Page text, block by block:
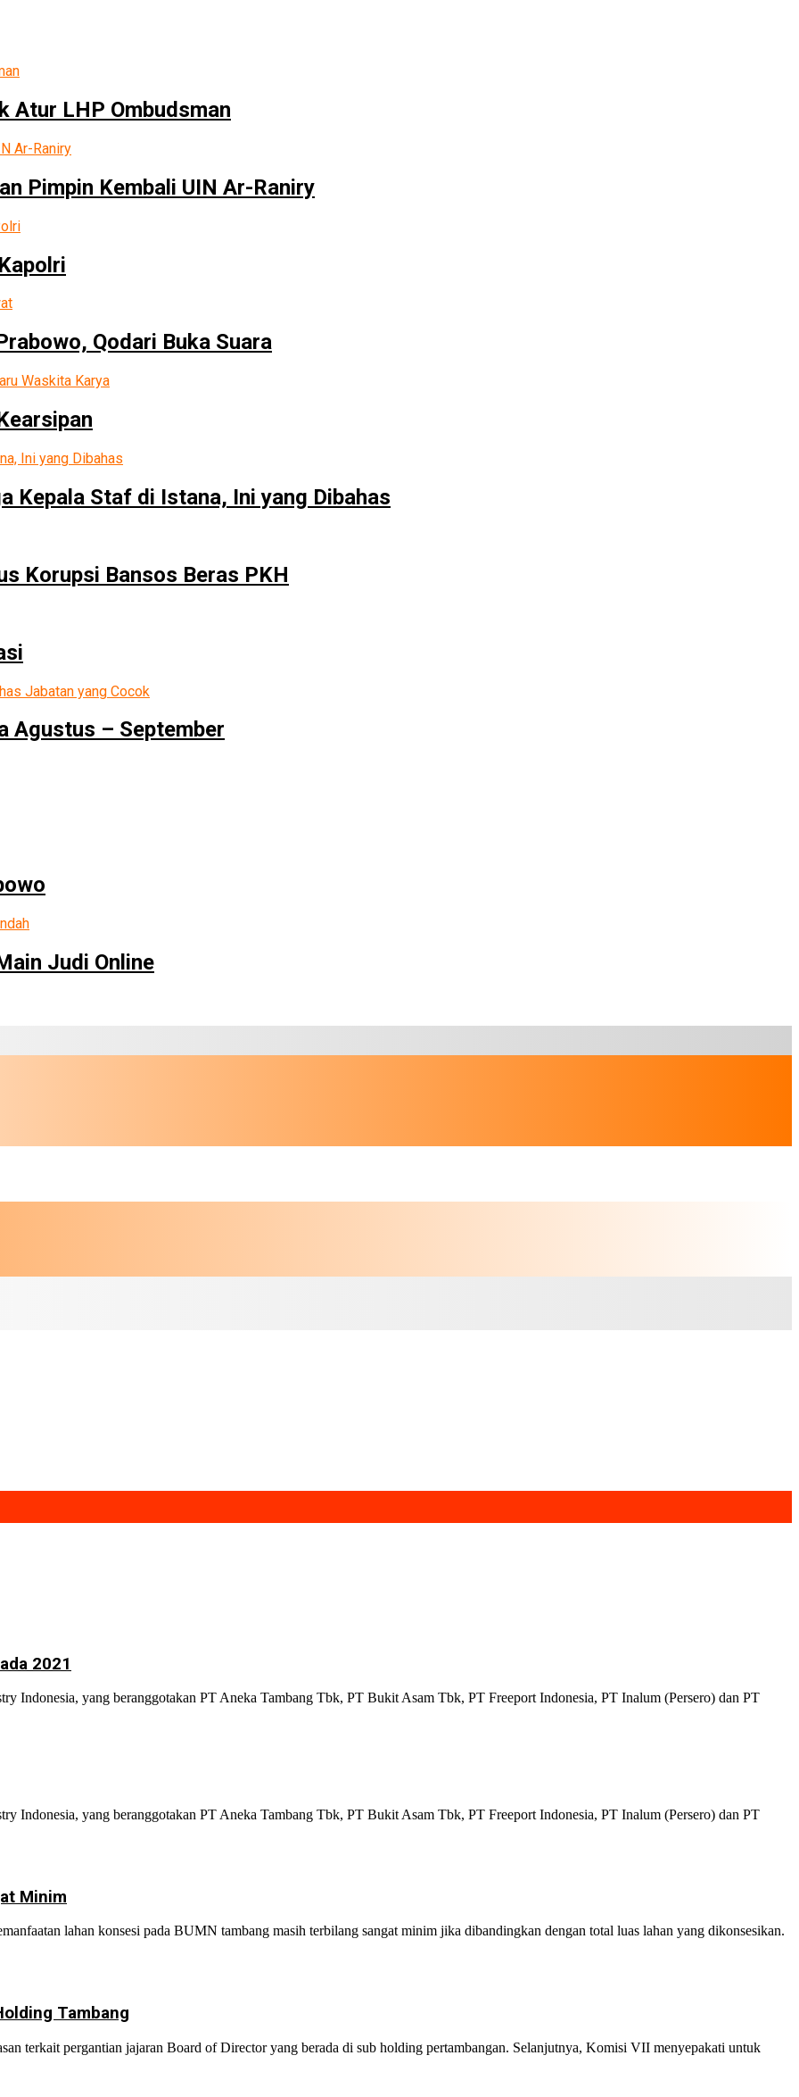
Atur LHP Ombudsman
Pimpin Kembali UIN Ar-Raniry
Qodari Buka Suara
Kepala Staf di Istana, Ini yang Dibahas
Korupsi Bansos Beras PKH
Agustus – September
Judi Online
2021
yang beranggotakan PT Aneka Tambang Tbk, PT Bukit Asam Tbk, PT Freeport Indonesia, PT Inalum (Persero) dan PT
yang beranggotakan PT Aneka Tambang Tbk, PT Bukit Asam Tbk, PT Freeport Indonesia, PT Inalum (Persero) dan PT
Minim
lahan konsesi pada BUMN tambang masih terbilang sangat minim jika dibandingkan dengan total luas lahan yang dikonsesikan.
Tambang
terkait pergantian jajaran Board of Director yang berada di sub holding pertambangan. Selanjutnya, Komisi VII menyepakati untuk